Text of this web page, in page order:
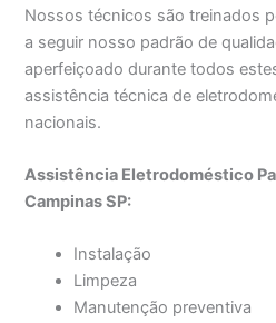
Nossos técnicos são treinados
a seguir nosso padrão de
aperfeiçoado durante todos
assistência técnica de
nacionais.
Assistência Eletrodoméstico
Campinas SP:
Instalação
Limpeza
Manutenção preventiva